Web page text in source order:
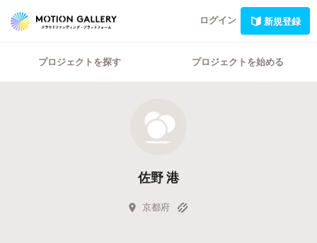
ログイン 新規登録
プロジェクトを探す プロジェクトを始める
佐野 港
京都府